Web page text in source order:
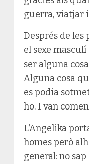
guerra, viatjar i
Després de
el sexe
ser alguna
Alguna cosa
es podia
ho. I van
L’Angelika
homes però
general: no